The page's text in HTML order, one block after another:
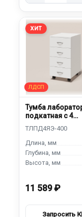
ХИТ
Тумба
подкатная с 4
11 589 ₽